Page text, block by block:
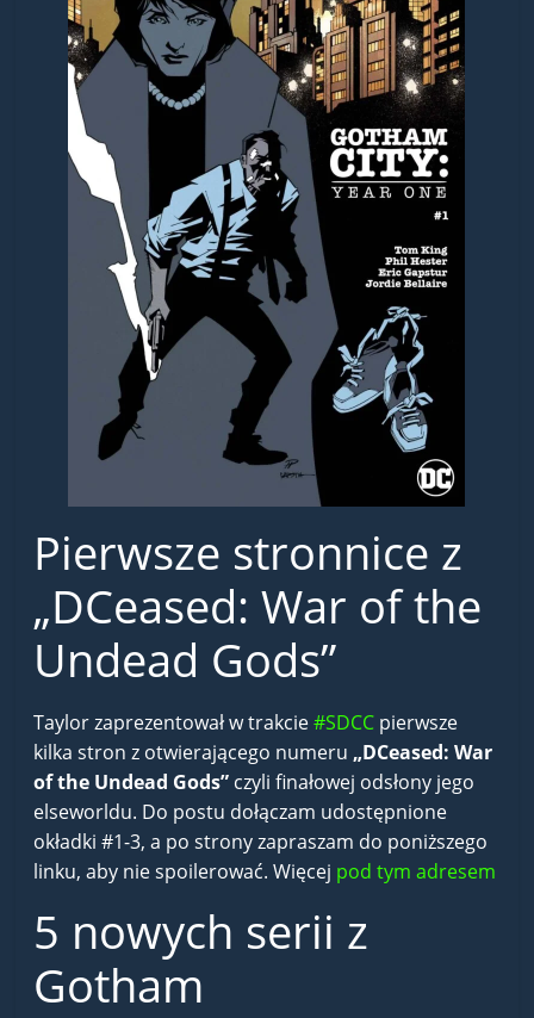
Pierwsze stronnice z
„DCeased: War of the
Undead Gods”
Taylor zaprezentował w trakcie#SDCC pierwsze
kilka stron z otwierającego numeru „DCeased: War
of the Undead Gods” czyli finałowej odsłony jego
elseworldu. Do postu dołączam udostępnione
okładki #1-3, a po strony zapraszam do poniższego
linku, aby nie spoilerować. Więcej pod tym adresem
5 nowych serii z
Gotham